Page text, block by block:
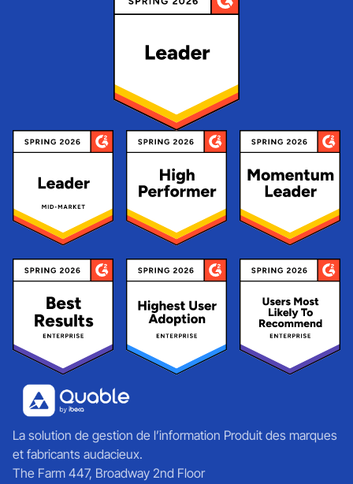
La solution de gestion de l’information Produit des marques
et fabricants audacieux.
The Farm 447, Broadway 2nd Floor